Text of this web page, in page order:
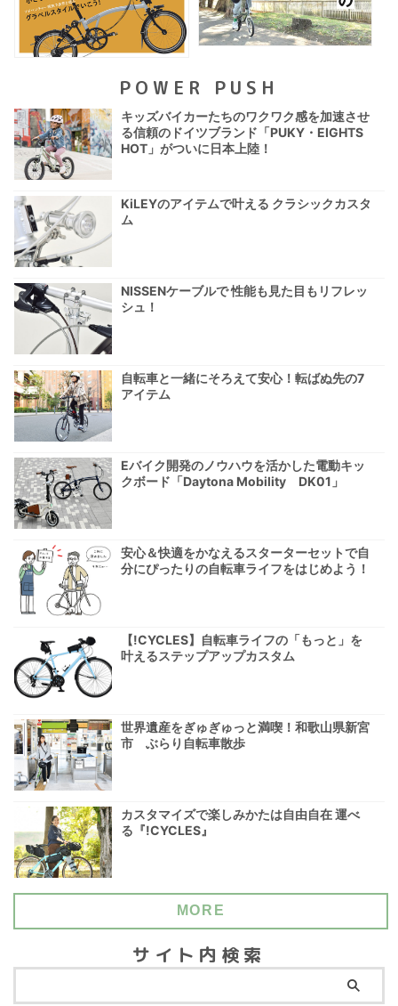
POWER PUSH
キッズバイカーたちのワクワク感を加速させ
る信頼のドイツブランド「PUKY・EIGHTS
HOT」がついに日本上陸！
KiLEYのアイテムで叶える クラシックカスタ
ム
NISSENケーブルで 性能も見た目もリフレッ
シュ！
自転車と一緒にそろえて安心！転ばぬ先の7
アイテム
Eバイク開発のノウハウを活かした電動キッ
クボード「Daytona Mobility DK01」
安心＆快適をかなえるスターターセットで自
分にぴったりの自転車ライフをはじめよう！
【!CYCLES】自転車ライフの「もっと」を
叶えるステップアップカスタム
世界遺産をぎゅぎゅっと満喫！和歌山県新宮
市 ぶらり自転車散歩
カスタマイズで楽しみかたは自由自在 運べ
る『!CYCLES』
MORE
サイト内検索